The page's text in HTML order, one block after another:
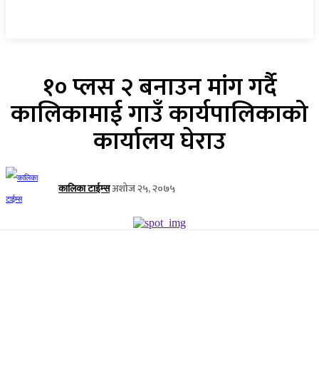
१० प्लस २ बनाउन मांग गर्दै
कालिकामाई गाउँ कार्यपालिकाको
कार्यालय घेराउ
कालिका टाईम्सअशोज २५, २०७५